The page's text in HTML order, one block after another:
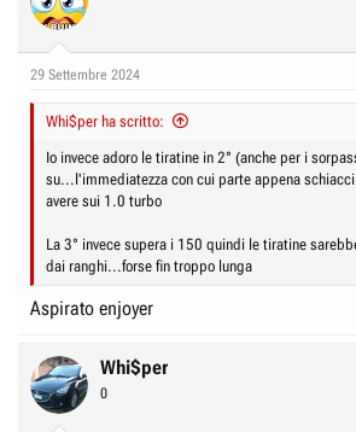
29 Settembre 2024
Whi$per ha scritto:
Io invece adoro le tiratine in 2° (anche per i
su...l'immediatezza con cui parte appena
avere sui 1.0 turbo
La 3° invece supera i 150 quindi le tiratine
dai ranghi...forse fin troppo lunga
Aspirato enjoyer
Whi$per
0